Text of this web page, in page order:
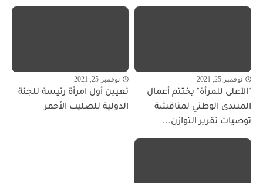
نوفمبر 25, 2021
"الأعلى للمرأة" يختتم أعمال
المنتدى الوطني لمناقشة
توصيات تقرير التوازن...
نوفمبر 25, 2021
تعيين أول امرأة رئيسة للجنة
الدولية للصليب الأحمر